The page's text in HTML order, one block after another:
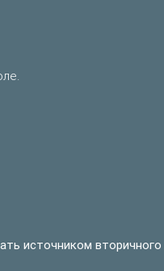
источником вторичного